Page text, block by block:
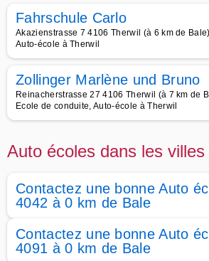
Fahrschule Carlo
Akazienstrasse 7 4106 Therwil (à 6 km de Bale)
Auto-école à Therwil
Zollinger Marlène und Bruno
Reinacherstrasse 27 4106 Therwil (à 7 km de
Ecole de conduite, Auto-école à Therwil
Auto écoles dans les
Contactez une bonne Auto
4042 à 0 km de Bale
Contactez une bonne Auto
4091 à 0 km de Bale